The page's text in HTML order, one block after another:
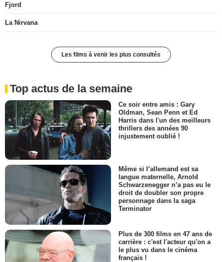
Fjord
La Nirvana
Les films à venir les plus consultés
Top actus de la semaine
Ce soir entre amis : Gary
Oldman, Sean Penn et Ed
Harris dans l'un des meilleurs
thrillers des années 90
injustement oublié !
Même si l’allemand est sa
langue maternelle, Arnold
Schwarzenegger n’a pas eu le
droit de doubler son propre
personnage dans la saga
Terminator
Plus de 300 films en 47 ans de
carrière : c'est l'acteur qu'on a
le plus vu dans le cinéma
français !